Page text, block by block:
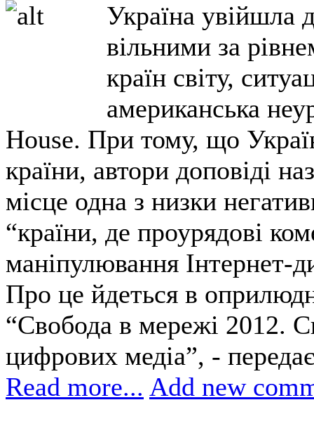
Україна увійшла
вільними за
країн світу,
американська
House. При тому, що
країни, автори доповіді
місце одна з низки
“країни, де проурядові
маніпулювання Інтернет-
Про це йдеться в
“Свобода в мережі 2012.
цифрових медіа”, -
Read more... Add new